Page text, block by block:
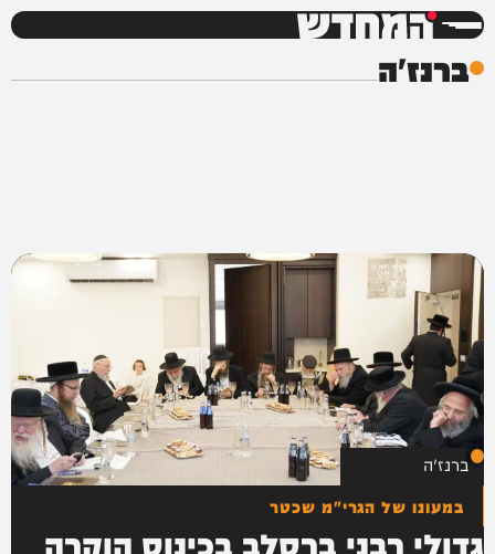
המחדש
ברנז'ה
ברנז'ה
במעונו של הגרי"מ שכטר
גדולי רבני ברסלב בכינוס הוקרה